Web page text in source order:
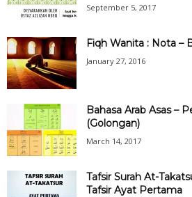
September 5, 2017
Fiqh Wanita : Nota –
January 27, 2016
Bahasa Arab Asas –
(Golongan)
March 14, 2017
Tafsir Surah At-
Tafsir Ayat Pertama